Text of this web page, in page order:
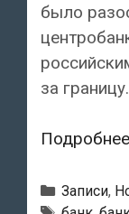
было
за границу.
Подробнее
Рубрики
Записи,